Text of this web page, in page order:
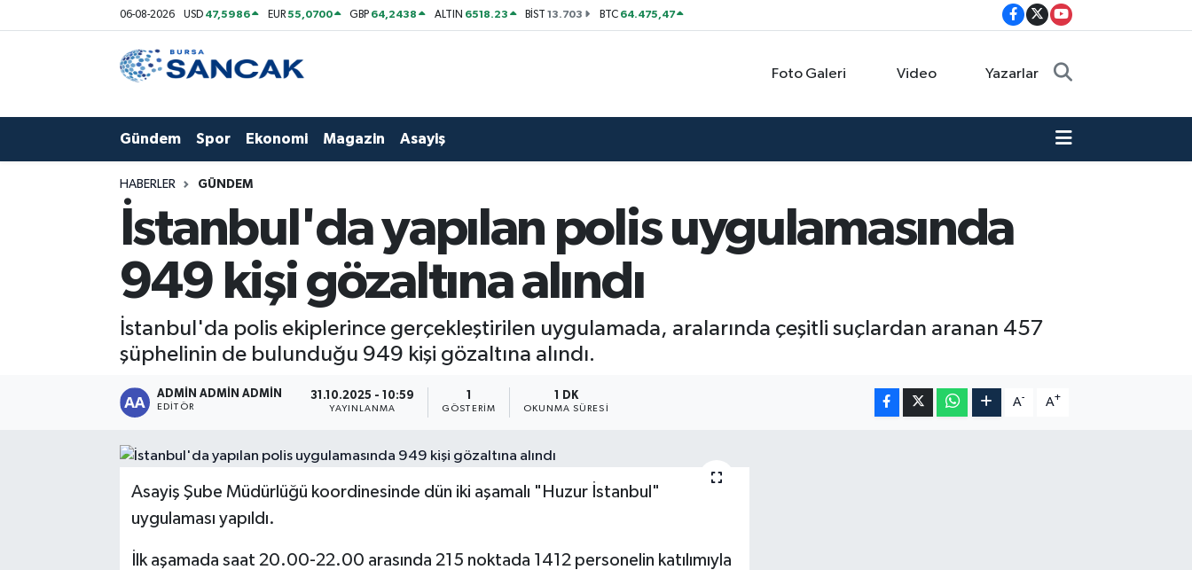
06-08-2026 USD 47,5986 EUR55,0700 GBP 64,2438 ALTIN 6518.23 BİST13.703 BTC 64.475,47
Foto Galeri Video Yazarlar
Gündem Spor Ekonomi Magazin Asayiş
HABERLER GÜNDEM
İstanbul'da yapılan polis uygulamasında
949 kişi gözaltına alındı
İstanbul'da polis ekiplerince gerçekleştirilen uygulamada, aralarında çeşitli suçlardan aranan 457
şüphelinin de bulunduğu 949 kişi gözaltına alındı.
ADMİN ADMİN ADMİN
EDITÖR
31.10.2025 - 10:59
YAYINLANMA GÖSTERIM
1 DK
OKUNMA SÜRESI
A- A+
Asayiş Şube Müdürlüğü koordinesinde dün iki aşamalı "Huzur İstanbul"
uygulaması yapıldı.
İlk aşamada saat 20.00-22.00 arasında 215 noktada 1412 personelin katılımıyla
Hava Durumu
Tüm Manşetler
Son Dakika Haberleri
Haber Arşivi